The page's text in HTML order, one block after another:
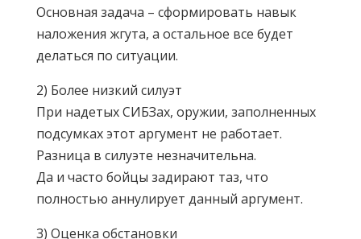
Основная задача – сформировать навык
наложения жгута, а остальное все будет
делаться по ситуации.
2) Более низкий силуэт
При надетых СИБЗах, оружии, заполненных
подсумках этот аргумент не работает.
Разница в силуэте незначительна.
Да и часто бойцы задирают таз, что
полностью аннулирует данный аргумент.
3) Оценка обстановки